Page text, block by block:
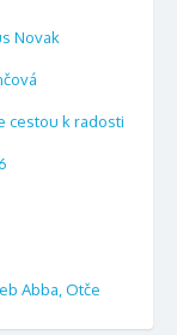
Novak
cestou k radosti
Abba, Otče